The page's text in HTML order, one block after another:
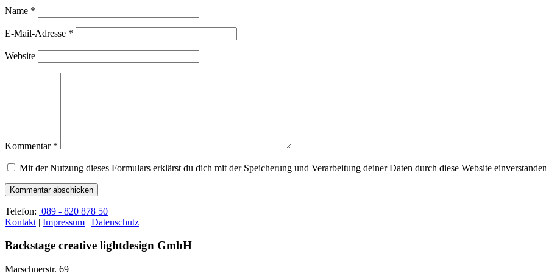
Name *
E-Mail-Adresse *
Website
Kommentar *
Mit der Nutzung dieses Formulars erklärst du dich mit der Speicherung und Verarbeitung deiner Daten durch diese Website
Telefon: 089 - 820 878 50
Kontakt | Impressum | Datenschutz
Backstage creative lightdesign GmbH
Marschnerstr. 69